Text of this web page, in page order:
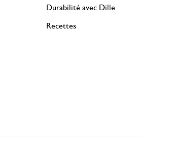
Durabilité avec Dille
Recettes